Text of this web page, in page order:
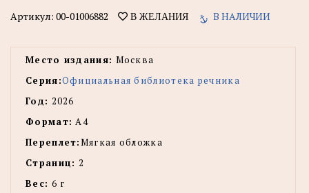
Артикул: 00-01006882 В ЖЕЛАНИЯ В НАЛИЧИИ
Место издания: Москва
Серия:Официальная библиотека речника
Год: 2026
Формат: А4
Переплет:Мягкая обложка
Страниц: 2
Вес: 6 г